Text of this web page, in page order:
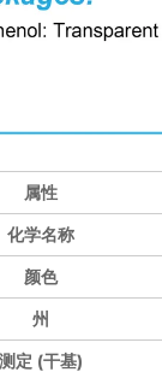
属性
化学名称
颜色
州
测定 (干基)